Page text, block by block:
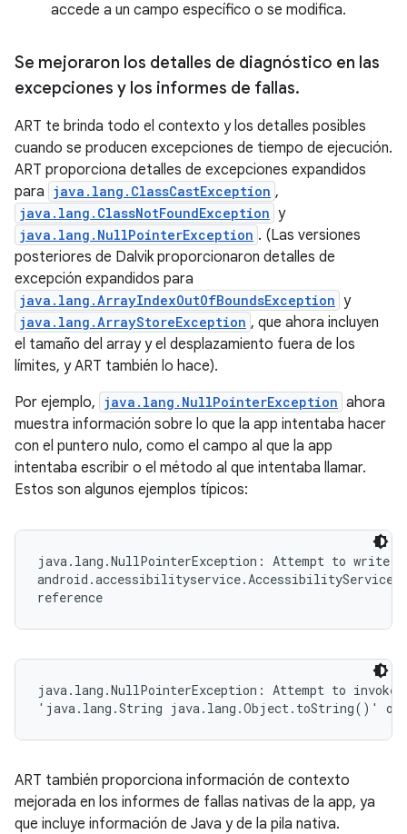
accede a un campo específico o se modifica.
Se mejoraron los detalles de diagnóstico en las
excepciones y los informes de fallas.
ART te brinda todo el contexto y los detalles posibles
cuando se producen excepciones de tiempo de ejecución.
ART proporciona detalles de excepciones expandidos
para java.lang.ClassCastException ,
java.lang.ClassNotFoundException y
java.lang.NullPointerException . (Las versiones
posteriores de Dalvik proporcionaron detalles de
excepción expandidos para
java.lang.ArrayIndexOutOfBoundsException y
java.lang.ArrayStoreException , que ahora incluyen
el tamaño del array y el desplazamiento fuera de los
límites, y ART también lo hace).
Por ejemplo, java.lang.NullPointerException ahora
muestra información sobre lo que la app intentaba hacer
con el puntero nulo, como el campo al que la app
intentaba escribir o el método al que intentaba llamar.
Estos son algunos ejemplos típicos:
java.lang.NullPointerException: Attempt to
reference
java.lang.NullPointerException: Attempt to invoke
'java.lang.String java.lang.Object.toString()' on
ART también proporciona información de contexto
mejorada en los informes de fallas nativas de la app, ya
que incluye información de Java y de la pila nativa.